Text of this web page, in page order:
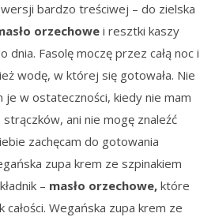
bardzo treściwej – do zielska
orzechowe i resztki kaszy
dnia. Fasolę moczę przez całą noc i
wodę, w której się gotowała. Nie
je w ostateczności, kiedy nie mam
ani nie mogę znaleźć
zachęcam do gotowania
zupa krem ze szpinakiem
– masło orzechowe, które
całości. Wegańska zupa krem ze